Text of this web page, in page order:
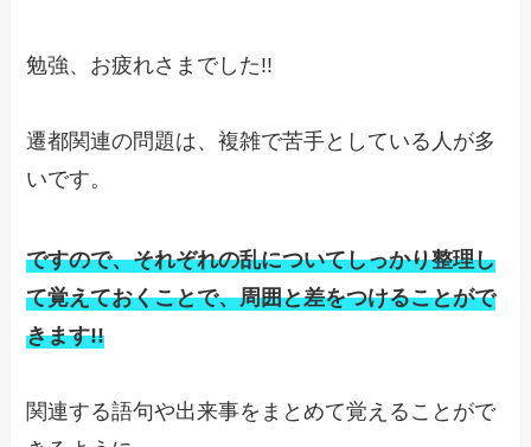
勉強、お疲れさまでした!!
遷都関連の問題は、複雑で苦手としている人が多
いです。
ですので、それぞれの乱についてしっかり整理し
て覚えておくことで、周囲と差をつけることがで
きます!!
関連する語句や出来事をまとめて覚えることがで